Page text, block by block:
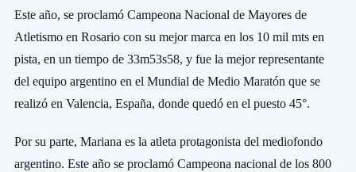
Este año, se proclamó Campeona Nacional de Mayores de
Atletismo en Rosario con su mejor marca en los 10 mil mts en
pista, en un tiempo de 33m53s58, y fue la mejor representante
del equipo argentino en el Mundial de Medio Maratón que se
realizó en Valencia, España, donde quedó en el puesto 45°.
Por su parte, Mariana es la atleta protagonista del mediofondo
argentino. Este año se proclamó Campeona nacional de los 800